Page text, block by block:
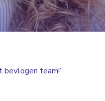
bevlogen team!’